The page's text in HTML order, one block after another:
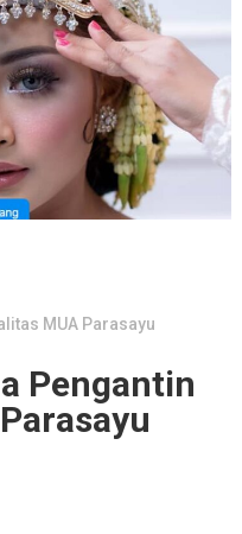
MUA Parasayu
Pengantin